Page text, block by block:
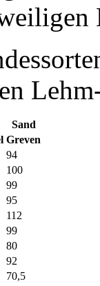
Sand
Greven
94
100
99
95
112
99
80
92
70,5